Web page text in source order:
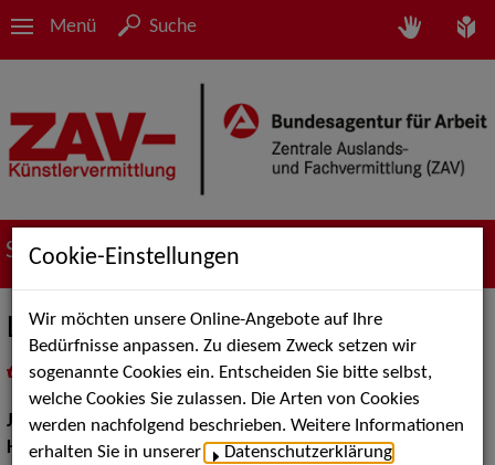
Menü Suche
Suche nach Künstler*innen
Linda Nagel
als PDF speichern
inMeine Merklistelegen
Jahrgang:1995
Haarfarbe:blond
Cookie-Einstellungen
Wir möchten unsere Online-Angebote auf Ihre
Bedürfnisse anpassen. Zu diesem Zweck setzen wir
sogenannte Cookies ein. Entscheiden Sie bitte selbst,
welche Cookies Sie zulassen. Die Arten von Cookies
werden nachfolgend beschrieben. Weitere Informationen
erhalten Sie in unserer
Datenschutzerklärung